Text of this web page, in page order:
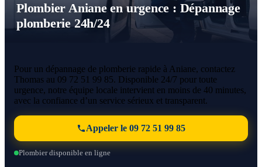
Plombier Aniane en urgence : Dépannage
plomberie 24h/24
Pour un dépannage de plomberie rapide à Aniane, contactez
Thomas au 09 72 51 99 85. Disponible 24/7 pour toute
urgence, notre équipe locale intervient en moins de 40 minutes,
avec la confiance d’un service sérieux et transparent.
Appeler le 09 72 51 99 85
Plombier disponible en ligne